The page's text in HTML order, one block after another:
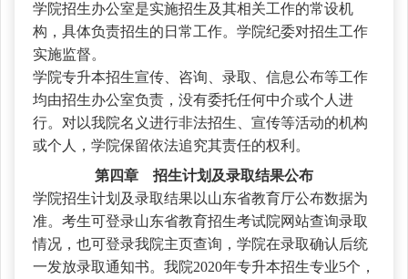
学院招生办公室是实施招生及其相关工作的常设机
构，具体负责招生的日常工作。学院纪委对招生工作
实施监督。
学院专升本招生宣传、咨询、录取、信息公布等工作
均由招生办公室负责，没有委托任何中介或个人进
行。对以我院名义进行非法招生、宣传等活动的机构
或个人，学院保留依法追究其责任的权利。
第四章 招生计划及录取结果公布
学院招生计划及录取结果以山东省教育厅公布数据为
准。考生可登录山东省教育招生考试院网站查询录取
情况，也可登录我院主页查询，学院在录取确认后统
一发放录取通知书。我院2020年专升本招生专业5个，